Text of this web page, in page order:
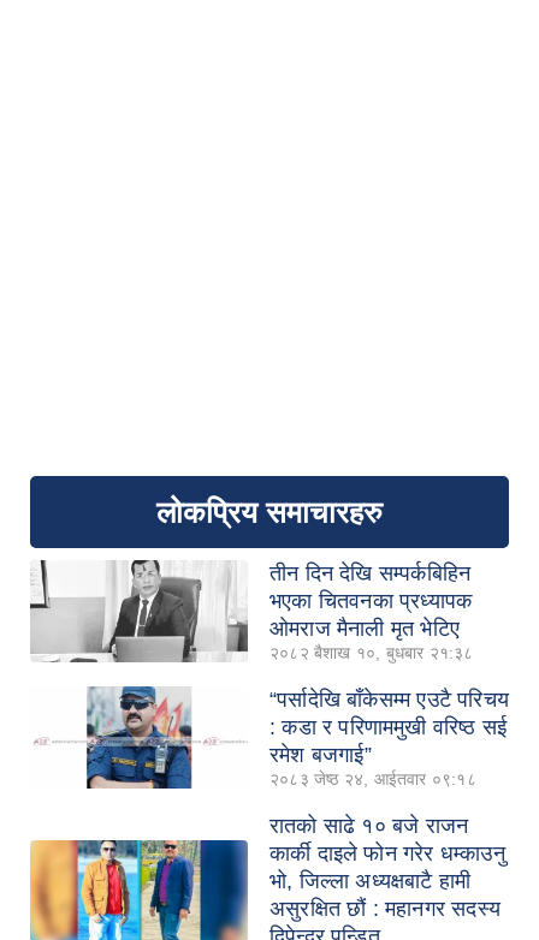
लोकप्रिय समाचारहरु
तीन दिन देखि सम्पर्कबिहिन
भएका चितवनका प्रध्यापक
ओमराज मैनाली मृत भेटिए
२०८२ बैशाख १०, बुधबार २१:३८
“पर्सादेखि बाँकेसम्म एउटै परिचय
: कडा र परिणाममुखी वरिष्ठ सई
रमेश बजगाई”
२०८३ जेष्ठ २४, आईतवार ०९:१८
रातको साढे १० बजे राजन
कार्की दाइले फोन गरेर धम्काउनु
भो, जिल्ला अध्यक्षबाटै हामी
असुरक्षित छौं : महानगर सदस्य